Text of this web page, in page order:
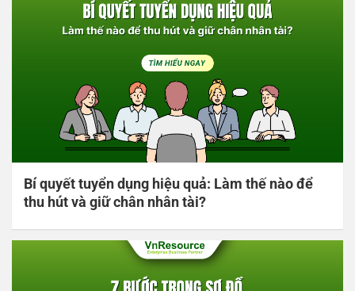
Bí quyết tuyển dụng hiệu quả: Làm thế nào để
thu hút và giữ chân nhân tài?